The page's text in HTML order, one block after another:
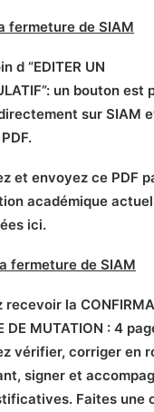
fermeture de SIAM
d “EDITER UN
un bouton est
sur SIAM
et envoyez ce PDF
académique
ici.
fermeture de SIAM
recevoir la
DE MUTATION : 4
vérifier, corriger en
signer et
Faites une